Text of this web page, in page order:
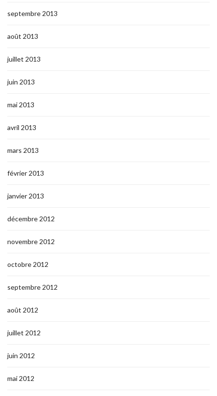
septembre 2013
août 2013
juillet 2013
juin 2013
mai 2013
avril 2013
mars 2013
février 2013
janvier 2013
décembre 2012
novembre 2012
octobre 2012
septembre 2012
août 2012
juillet 2012
juin 2012
mai 2012